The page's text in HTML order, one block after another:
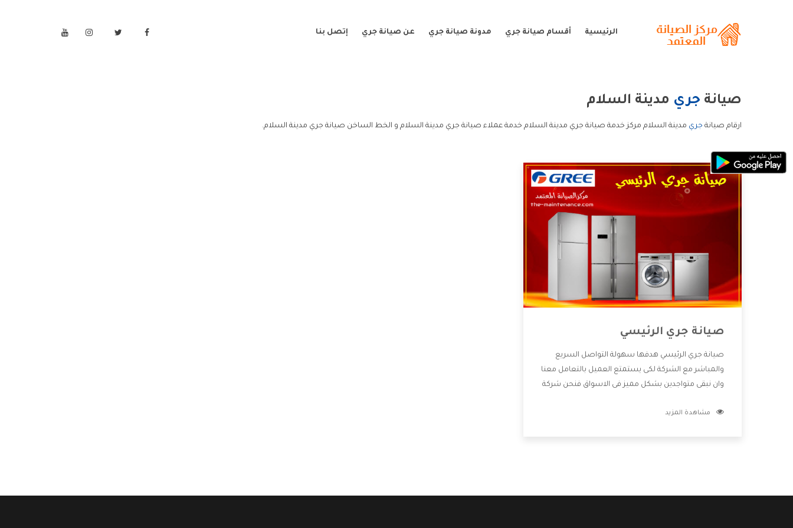
الرئيسية أقسام صيانة جري مدونة صيانة جري عن صيانة جري إتصل بنا
صيانة جري مدينة السلام
ارقام صيانة جري مدينة السلام مركز خدمة صيانة جري مدينة السلام خدمة عملاء صيانة جري مدينة السلام و الخط الساخن صيانة جري مدينة السلام.
صيانة جري الرئيسي
صيانة جري الرئيسي هدفها سهولة التواصل السريع
والمباشر مع الشركة لكى يستمتع العميل بالتعامل معنا
وان نبقى متواجدين بشكل مميز فى الاسواق فنحن شركة
بالخدمات التى تنفرد الشركة بها والتى تكون منها خدمة
مشاهدة المزيد